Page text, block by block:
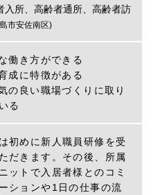
入所、高齢者通所、高齢者訪
市安佐南区)
働き方ができる
成に特徴がある
の良い職場づくりに取り
る
初めに新人職員研修を受
だきます。その後、所属
ットで入居者様とのコミ
ションや1日の仕事の流